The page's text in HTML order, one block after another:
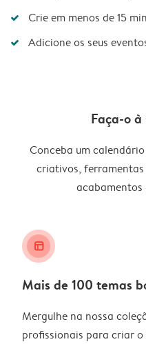
Crie em menos de 15
Adicione os seus
Faça-o
Conceba um
criativos,
acabamentos
layout_alt
Mais de 100 temas
Mergulhe na nossa
profissionais para criar